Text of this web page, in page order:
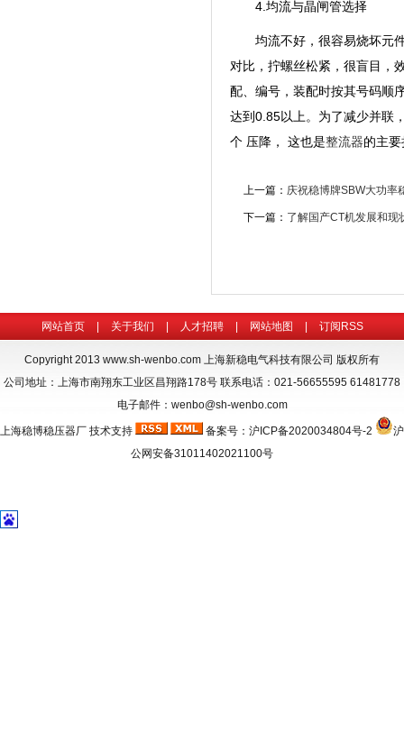
4.均流与晶闸管选择
均流不好，很容易烧坏元
对比，拧螺丝松紧，很盲目，
配、编号，装配时按其号码顺
达到0.85以上。为了减少并联
个 压降， 这也是整流器的主
上一篇： 庆祝稳博牌SBW大功率
下一篇： 了解国产CT机发展和现
网站首页 关于我们 人才招聘 网站地图 订阅RSS
Copyright 2013 www.sh-wenbo.com 上海新稳电气科技有限公司 版权所有
公司地址：上海市南翔东工业区昌翔路178号 联系电话：021-56655595 61481778
电子邮件：wenbo@sh-wenbo.com
上海稳博稳压器厂 技术支持 备案号： 沪ICP备2020034804号-2
沪
公网安备31011402021100号